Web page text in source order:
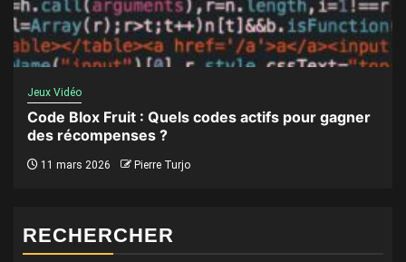
Jeux Vidéo
Code Blox Fruit : Quels codes actifs pour gagner
des récompenses ?
11 mars 2026 Pierre Turjo
RECHERCHER